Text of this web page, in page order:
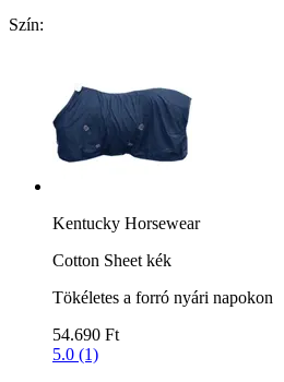
Szín:
Kentucky Horsewear
Cotton Sheet kék
Tökéletes a forró nyári napokon
54.690 Ft
5.0 (1)